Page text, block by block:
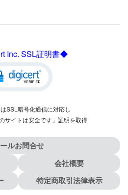
Inc. SSL証明書◆
SSL暗号化通信に対応し
サイトは安全です」証明を取得
ルお問合せ
会社概要
特定商取引法律表示